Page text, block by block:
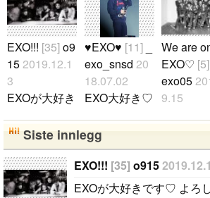
EXO!!! [35]o9
15 2019.12.1
3
EXOが大好き
しくお願いし
ます^^!!! EXO
사랑해요♡
잘부탁드립니
♥EXO♥ [11]_
exo_snsd 20
18.07.02
EXO大好き♡
(D.O)ペンで
す♡ EXOが
好きな方と
仲良くなりた
We are
EXO♡ [5]
exo05
9.15
엑소팬입
♡ 엑소가
아하는
Siste innlegg
EXO!!! [35] o915
EXOが大好きです♡ よろ